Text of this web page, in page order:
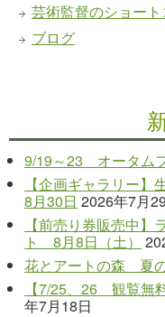
芸術監督のショー
ブログ
9/19～23 オータム
【企画ギャラリー
8月30日 2026年7月
【前売り券販売中
ト 8月8日（土）
花とアートの森 夏
【7/25、26 観覧無
年7月18日